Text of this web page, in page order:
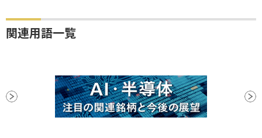
関連用語一覧